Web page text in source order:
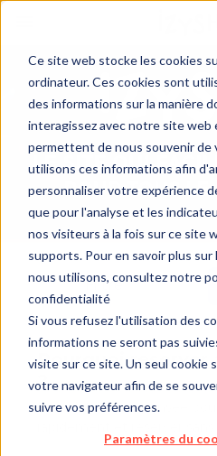
Ce site web stocke les cookies
ordinateur. Ces cookies sont
des informations sur la manière
interagissez avec notre site web
permettent de nous souvenir de
utilisons ces informations afin
personnaliser votre expérience
que pour l'analyse et les
nos visiteurs à la fois sur ce site
supports. Pour en savoir plus sur
nous utilisons, consultez notre
confidentialité
Si vous refusez l'utilisation des
informations ne seront pas
visite sur ce site. Un seul cookie
votre navigateur afin de se
suivre vos préférences.
Paramètres du
Filtre
Pourquoi reserver
?
Une plateforme pensee